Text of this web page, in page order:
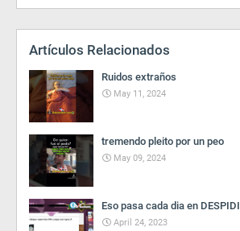
Artículos Relacionados
Ruidos extraños
May 11, 2024
tremendo pleito por un peo
May 09, 2024
Eso pasa cada dia en
April 24, 2023